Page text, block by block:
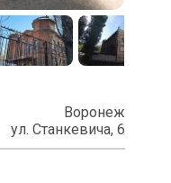
Воронеж
ул. Станкевича, 6